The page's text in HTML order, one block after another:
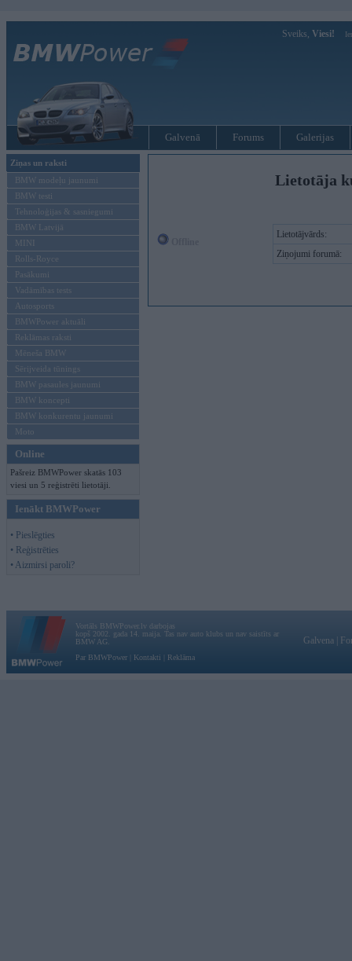
Sveiks, Viesi!
Galvenā Forums Galerijas
Ziņas un raksti
BMW modeļu jaunumi
BMW testi
Tehnoloģijas & sasniegumi
BMW Latvijā
MINI
Rolls-Royce
Pasākumi
Vadāmības tests
Autosports
BMWPower aktuāli
Reklāmas raksti
Mēneša BMW
Sērijveida tūnings
BMW pasaules jaunumi
BMW koncepti
BMW konkurentu jaunumi
Moto
Online
Pašreiz BMWPower skatās 103
viesi un 5 reģistrēti lietotāji.
Ienākt BMWPower
• Pieslēgties
• Reģistrēties
• Aizmirsi paroli?
Lietotāja
Lietotājvārds:
Ziņojumi forumā:
Vortāls BMWPower.lv darbojas
kopš 2002. gada 14. maija. Tas nav auto klubs un nav saistīts ar
BMW AG.
Par BMWPower
Kontakti Reklāma
Galvena